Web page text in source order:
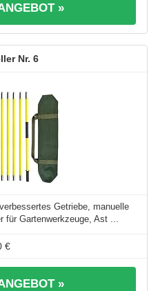
»
6
Getriebe, manuelle
Gartenwerkzeuge, Ast ...
€
»